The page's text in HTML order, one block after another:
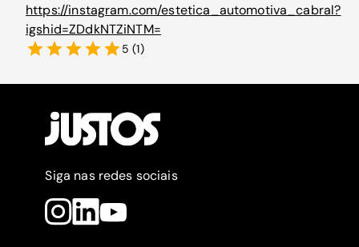
https://instagram.com/estetica_automotiva_cabral?
igshid=ZDdkNTZiNTM=
5 (1)
Siga nas redes sociais